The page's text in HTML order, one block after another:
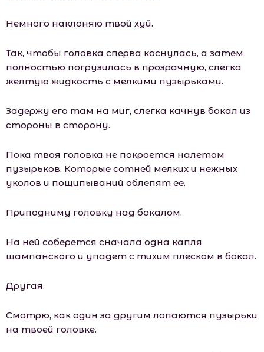
Немного наклоняю твой хуй.
Так, чтобы головка сперва коснулась, а затем
полностью погрузилась в прозрачную, слегка
желтую жидкость с мелкими пузырьками.
Задержу его там на миг, слегка качнув бокал из
стороны в сторону.
Пока твоя головка не покроется налетом
пузырьков. Которые сотней мелких и нежных
уколов и пощипываний облепят ее.
Приподниму головку над бокалом.
На ней соберется сначала одна капля
шампанского и упадет с тихим плеском в бокал.
Другая.
Смотрю, как один за другим лопаются пузырьки
на твоей головке.